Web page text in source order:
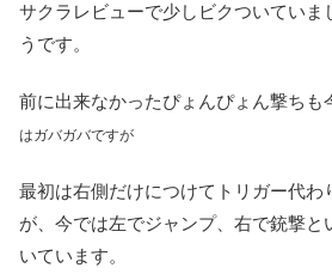
サクラレビューで少しビクついていま
うです。
前に出来なかったぴょんぴょん撃ちも
はガバガバですが
最初は右側だけにつけてトリガー代わ
が、今では左でジャンプ、右で銃撃と
いています。